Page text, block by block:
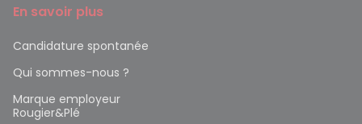
En savoir plus
Candidature spontanée
Qui sommes-nous ?
Marque employeur
Rougier&Plé